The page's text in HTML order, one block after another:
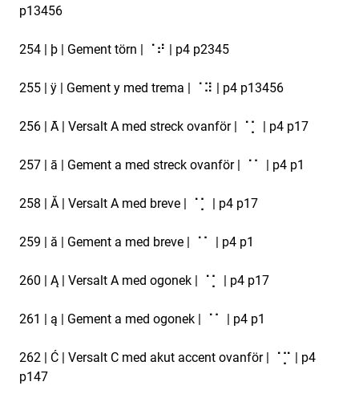
p13456
254 | þ | Gement törn | ⠈⠞ | p4 p2345
255 | ÿ | Gement y med trema | ⠈⠽ | p4 p13456
256 | Ā | Versalt A med streck ovanför | ⠈⡁ | p4 p17
257 | ā | Gement a med streck ovanför | ⠈⠁ | p4 p1
258 | Ă | Versalt A med breve | ⠈⡁ | p4 p17
259 | ă | Gement a med breve | ⠈⠁ | p4 p1
260 | Ą | Versalt A med ogonek | ⠈⡁ | p4 p17
261 | ą | Gement a med ogonek | ⠈⠁ | p4 p1
262 | Ć | Versalt C med akut accent ovanför | ⠈⡉ | p4
p147